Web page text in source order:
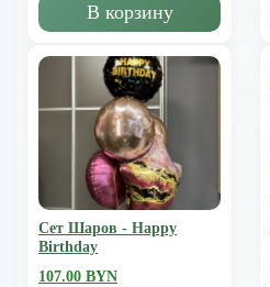
В корзину
Сет Шаров - Happy
Birthday
107.00 BYN